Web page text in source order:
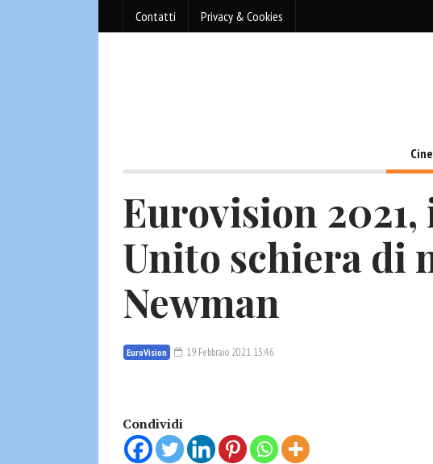
Contatti Privacy & Cookies
Eurovision 2021,
Unito schiera di
Newman
EuroVision 19 Febbraio 2021 13:46
Condividi